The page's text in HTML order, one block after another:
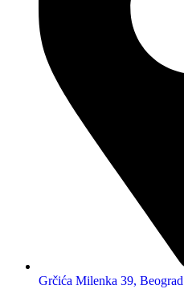
Grčića Milenka 39, Beograd